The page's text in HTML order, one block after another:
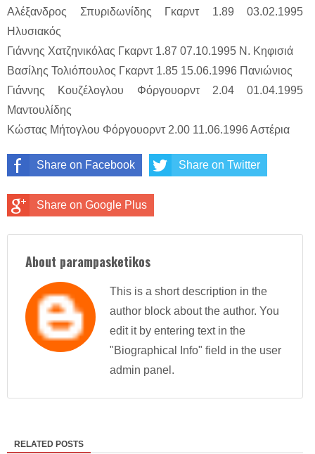
Αλέξανδρος Σπυριδωνίδης Γκαρντ 1.89 03.02.1995
Ηλυσιακός
Γιάννης Χατζηνικόλας Γκαρντ 1.87 07.10.1995 Ν. Κηφισιά
Βασίλης Τολιόπουλος Γκαρντ 1.85 15.06.1996 Πανιώνιος
Γιάννης Κουζέλογλου Φόργουορντ 2.04 01.04.1995
Μαντουλίδης
Κώστας Μήτογλου Φόργουορντ 2.00 11.06.1996 Αστέρια
Share on Facebook Share on Twitter
Share on Google Plus
About parampasketikos
This is a short description in the
author block about the author. You
edit it by entering text in the
"Biographical Info" field in the user
admin panel.
RELATED POSTS